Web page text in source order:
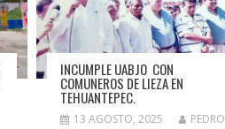
INCUMPLE UABJO CON
COMUNEROS DE LIEZA EN
TEHUANTEPEC.
13 AGOSTO, 2025
PEDRO